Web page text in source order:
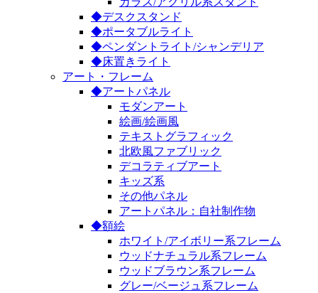
◆デスクスタンド
◆ポータブルライト
◆ペンダントライト/シャンデリア
◆床置きライト
アート・フレーム
◆アートパネル
モダンアート
絵画/絵画風
テキストグラフィック
北欧風ファブリック
デコラティブアート
キッズ系
その他パネル
アートパネル：自社制作物
◆額絵
ホワイト/アイボリー系フレーム
ウッドナチュラル系フレーム
ウッドブラウン系フレーム
グレー/ベージュ系フレーム